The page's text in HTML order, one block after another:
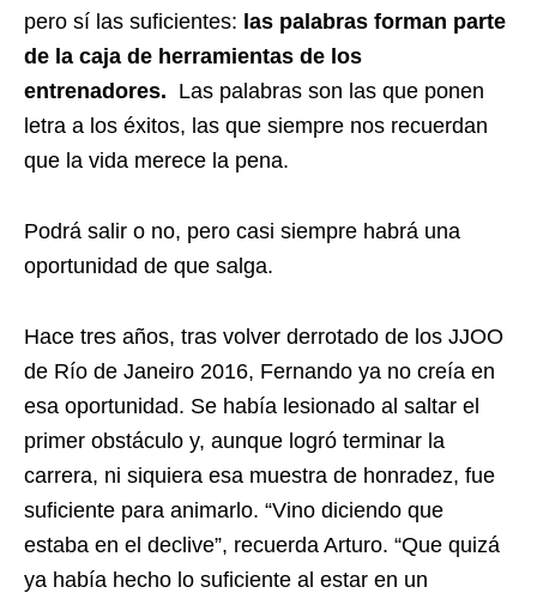
pero sí las suficientes: las palabras forman parte
de la caja de herramientas de los
entrenadores. Las palabras son las que ponen
letra a los éxitos, las que siempre nos recuerdan
que la vida merece la pena.
Podrá salir o no, pero casi siempre habrá una
oportunidad de que salga.
Hace tres años, tras volver derrotado de los JJOO
de Río de Janeiro 2016, Fernando ya no creía en
esa oportunidad. Se había lesionado al saltar el
primer obstáculo y, aunque logró terminar la
carrera, ni siquiera esa muestra de honradez, fue
suficiente para animarlo. “Vino diciendo que
estaba en el declive”, recuerda Arturo. “Que quizá
ya había hecho lo suficiente al estar en un